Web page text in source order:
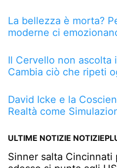
La bellezza è morta?
moderne ci
Il Cervello non ascolta
Cambia ciò che ripeti
David Icke e la
Realtà come
ULTIME NOTIZIE
Sinner salta Cincinnati